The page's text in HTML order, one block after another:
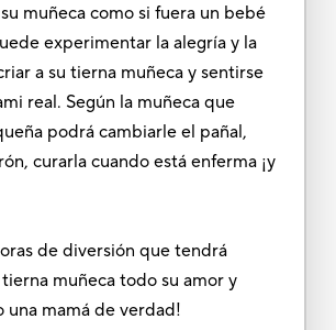
muñeca como si fuera un bebé
experimentar la alegría y la
a su tierna muñeca y sentirse
real. Según la muñeca que
podrá cambiarle el pañal,
curarla cuando está enferma ¡y
de diversión que tendrá
muñeca todo su amor y
una mamá de verdad!